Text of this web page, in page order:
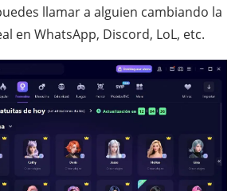
llamar a alguien cambiando la
en WhatsApp, Discord, LoL, etc.